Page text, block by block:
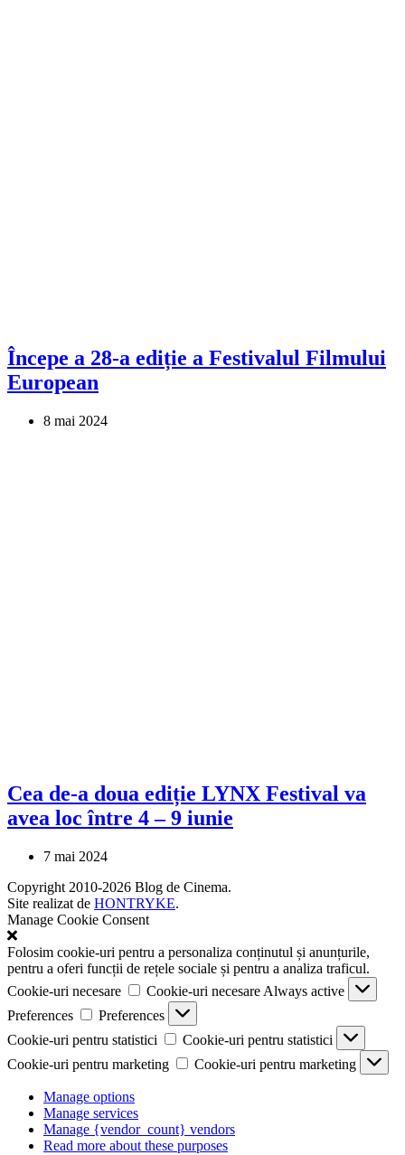
Începe a 28-a ediție a Festivalul Filmului
European
8 mai 2024
Cea de-a doua ediție LYNX Festival va
avea loc între 4 – 9 iunie
7 mai 2024
Copyright 2010-2026 Blog de Cinema.
Site realizat de HONTRYKE.
Manage Cookie Consent
Folosim cookie-uri pentru a personaliza conținutul și anunțurile,
pentru a oferi funcții de rețele sociale și pentru a analiza traficul.
Cookie-uri necesare
Cookie-uri necesare Always active
Preferences
Preferences
Cookie-uri pentru statistici
Cookie-uri pentru statistici
Cookie-uri pentru marketing
Cookie-uri pentru marketing
Manage options
Manage services
Manage {vendor_count} vendors
Read more about these purposes